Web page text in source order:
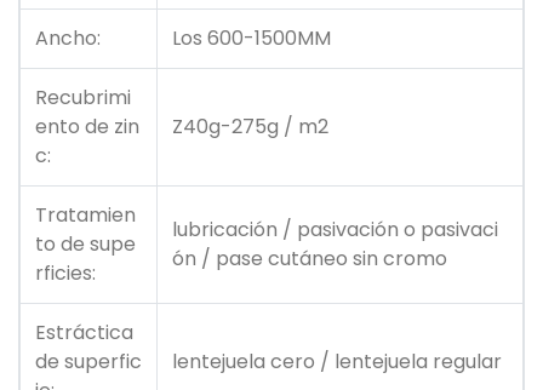
Ancho: Los 600-1500MM
Recubrimi
ento de zin
c:
Z40g-275g / m2
Tratamien
to de supe
rficies:
lubricación / pasivación o pasivaci
ón / pase cutáneo sin cromo
Estráctica
de superfic
lentejuela cero / lentejuela regular